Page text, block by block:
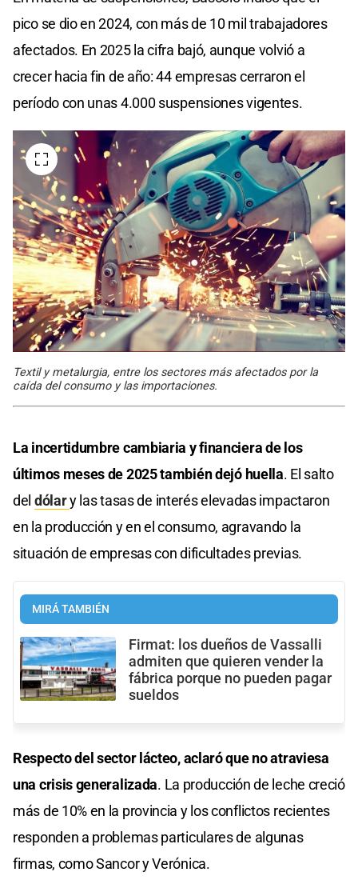
pico se dio en 2024, con más de 10 mil trabajadores
afectados. En 2025 la cifra bajó, aunque volvió a
crecer hacia fin de año: 44 empresas cerraron el
período con unas 4.000 suspensiones vigentes.
Textil y metalurgia, entre los sectores más afectados por la
caída del consumo y las importaciones.
La incertidumbre cambiaria y financiera de los
últimos meses de 2025 también dejó huella. El salto
del dólary las tasas de interés elevadas impactaron
en la producción y en el consumo, agravando la
situación de empresas con dificultades previas.
MIRÁ TAMBIÉN
Firmat: los dueños de Vassalli
admiten que quieren vender la
fábrica porque no pueden pagar
sueldos
Respecto del sector lácteo, aclaró que no atraviesa
una crisis generalizada. La producción de leche creció
más de 10% en la provincia y los conflictos recientes
responden a problemas particulares de algunas
firmas, como Sancor y Verónica.